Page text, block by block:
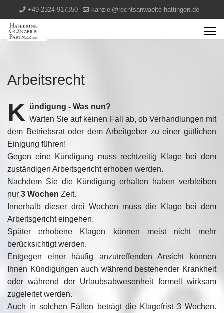
+49 2324 917350 kanzlei@rechtsanwaelte-hattingen.de
Arbeitsrecht
K ündigung - Was nun?
Warten Sie auf keinen Fall ab, ob Verhandlungen mit
dem Betriebsrat oder dem Arbeitgeber zu einer gütlichen
Einigung führen!
Gegen eine Kündigung muss rechtzeitig Klage bei dem
zuständigen Arbeitsgericht erhoben werden.
Nachdem Sie die Kündigung erhalten haben verbleiben
nur 3 Wochen Zeit.
Innerhalb dieser drei Wochen muss die Klage bei dem
Arbeitsgericht eingehen.
Später erhobene Klagen können meist nicht mehr
berücksichtigt werden.
Entgegen einer häufig anzutreffenden Ansicht können
Ihnen Kündigungen auch während bestehender Krankheit
oder während der Urlaubsabwesenheit formell wirksam
zugeleitet werden.
Auch in solchen Fällen beträgt die Klagefrist 3 Wochen.